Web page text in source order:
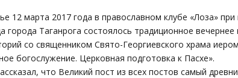
12 марта 2017 года в православном клубе «Лоза»
города Таганрога состоялось традиционное
со священником Свято-Георгиевского храма
богослужение. Церковная подготовка к Пасхе».
что Великий пост из всех постов самый